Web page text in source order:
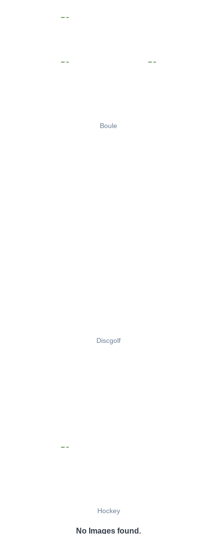
Boule
Discgolf
Hockey
No Images found.